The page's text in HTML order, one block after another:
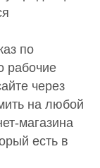
по
рабочие
через
на любой
магазина
есть в